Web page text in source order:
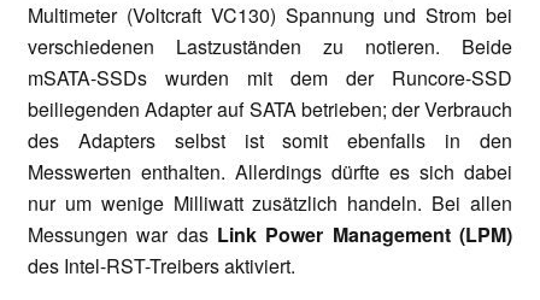
Multimeter (Voltcraft VC130) Spannung und Strom bei
verschiedenen Lastzuständen zu notieren. Beide
mSATA-SSDs wurden mit dem der Runcore-SSD
beiliegenden Adapter auf SATA betrieben; der Verbrauch
des Adapters selbst ist somit ebenfalls in den
Messwerten enthalten. Allerdings dürfte es sich dabei
nur um wenige Milliwatt zusätzlich handeln. Bei allen
Messungen war das Link Power Management (LPM)
des Intel-RST-Treibers aktiviert.